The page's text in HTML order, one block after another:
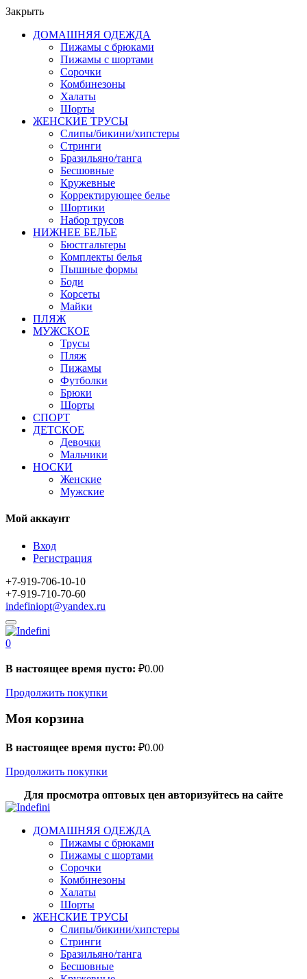
Закрыть
ДОМАШНЯЯ ОДЕЖДА
Пижамы с брюками
Пижамы с шортами
Сорочки
Комбинезоны
Халаты
Шорты
ЖЕНСКИЕ ТРУСЫ
Слипы/бикини/хипстеры
Стринги
Бразильяно/танга
Бесшовные
Кружевные
Корректирующее белье
Шортики
Набор трусов
НИЖНЕЕ БЕЛЬЕ
Бюстгальтеры
Комплекты белья
Пышные формы
Боди
Корсеты
Майки
ПЛЯЖ
МУЖСКОЕ
Трусы
Пляж
Пижамы
Футболки
Брюки
Шорты
СПОРТ
ДЕТСКОЕ
Девочки
Мальчики
НОСКИ
Женские
Мужские
Мой аккаунт
Вход
Регистрация
+7-919-706-10-10
+7-919-710-70-60
indefiniopt@yandex.ru
0
В настоящее время пусто: ₽0.00
Продолжить покупки
Моя корзина
В настоящее время пусто: ₽0.00
Продолжить покупки
Для просмотра оптовых цен авторизуйтесь на сайте
ДОМАШНЯЯ ОДЕЖДА
Пижамы с брюками
Пижамы с шортами
Сорочки
Комбинезоны
Халаты
Шорты
ЖЕНСКИЕ ТРУСЫ
Слипы/бикини/хипстеры
Стринги
Бразильяно/танга
Бесшовные